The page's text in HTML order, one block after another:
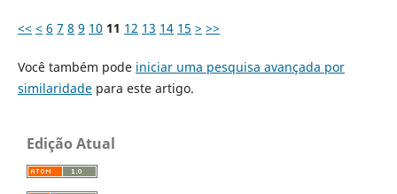
<< < 6 7 8 9 10 11 12 13 14 15 > >>
Você também pode iniciar uma pesquisa avançada por
similaridadepara este artigo.
Edição Atual